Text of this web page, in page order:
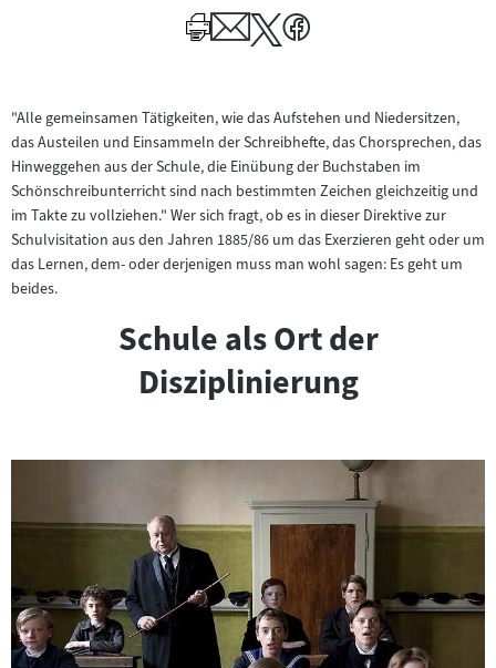
Author
"Alle gemeinsamen Tätigkeiten, wie das Aufstehen und Niedersitzen,
das Austeilen und Einsammeln der Schreibhefte, das Chorsprechen, das
Hinweggehen aus der Schule, die Einübung der Buchstaben im
Schönschreibunterricht sind nach bestimmten Zeichen gleichzeitig und
im Takte zu vollziehen." Wer sich fragt, ob es in dieser Direktive zur
Schulvisitation aus den Jahren 1885/86 um das Exerzieren geht oder um
das Lernen, dem- oder derjenigen muss man wohl sagen: Es geht um
beides.
Schule als Ort der
Disziplinierung